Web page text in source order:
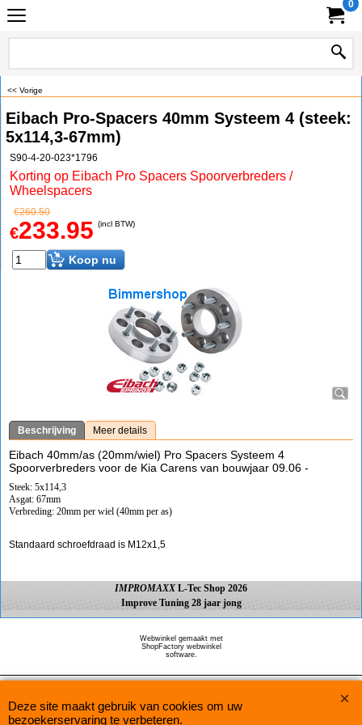
0
<< Vorige
Eibach Pro-Spacers 40mm Systeem 4 (steek:
5x114,3-67mm)
S90-4-20-023*1796
Korting op Eibach Pro Spacers Spoorverbreders /
Wheelspacers
€260.50
€233.95 (incl BTW)
Koop nu
Beschrijving Meer details
Eibach 40mm/as (20mm/wiel) Pro Spacers Systeem 4
Spoorverbreders voor de Kia Carens van bouwjaar 09.06 -
Steek: 5x114,3
Asgat: 67mm
Verbreding: 20mm per wiel (40mm per as)
Standaard schroefdraad is M12x1,5
IMPROMAXX L-Tec Shop 2026
Improve Tuning 28 jaar jong
Webwinkel gemaakt met
ShopFactory webwinkel
software.
Deze site maakt gebruik van cookies om uw
bezoekerservaring te verbeteren.